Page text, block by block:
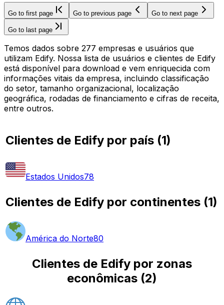
Go to first page Go to previous page Go to next page
Go to last page
Temos dados sobre 277 empresas e usuários que
utilizam Edify. Nossa lista de usuários e clientes de Edify
está disponível para download e vem enriquecida com
informações vitais da empresa, incluindo classificação
do setor, tamanho organizacional, localização
geográfica, rodadas de financiamento e cifras de receita,
entre outros.
Clientes de Edify por país (1)
Estados Unidos78
Clientes de Edify por continentes (1)
América do Norte80
Clientes de Edify por zonas
econômicas (2)